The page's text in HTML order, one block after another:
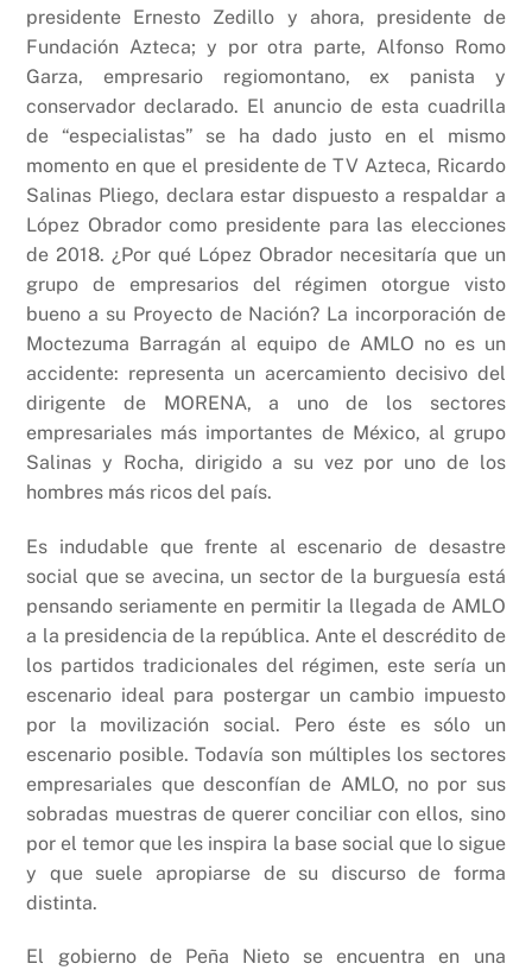
presidente Ernesto Zedillo y ahora, presidente de
Fundación Azteca; y por otra parte, Alfonso Romo
Garza, empresario regiomontano, ex panista y
conservador declarado. El anuncio de esta cuadrilla
de “especialistas” se ha dado justo en el mismo
momento en que el presidente de TV Azteca, Ricardo
Salinas Pliego, declara estar dispuesto a respaldar a
López Obrador como presidente para las elecciones
de 2018. ¿Por qué López Obrador necesitaría que un
grupo de empresarios del régimen otorgue visto
bueno a su Proyecto de Nación? La incorporación de
Moctezuma Barragán al equipo de AMLO no es un
accidente: representa un acercamiento decisivo del
dirigente de MORENA, a uno de los sectores
empresariales más importantes de México, al grupo
Salinas y Rocha, dirigido a su vez por uno de los
hombres más ricos del país.
Es indudable que frente al escenario de desastre
social que se avecina, un sector de la burguesía está
pensando seriamente en permitir la llegada de AMLO
a la presidencia de la república. Ante el descrédito de
los partidos tradicionales del régimen, este sería un
escenario ideal para postergar un cambio impuesto
por la movilización social. Pero éste es sólo un
escenario posible. Todavía son múltiples los sectores
empresariales que desconfían de AMLO, no por sus
sobradas muestras de querer conciliar con ellos, sino
por el temor que les inspira la base social que lo sigue
y que suele apropiarse de su discurso de forma
distinta.
El gobierno de Peña Nieto se encuentra en una